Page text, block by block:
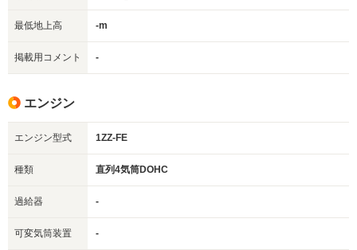
最低地上高 -m
掲載用コメント -
エンジン
エンジン型式 1ZZ-FE
種類 直列4気筒DOHC
過給器 -
可変気筒装置 -